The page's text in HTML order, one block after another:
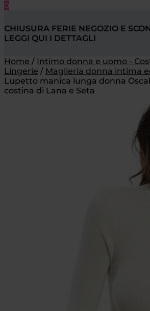
0
CHIUSURA FERIE NEGOZIO E
LEGGI QUI I DETTAGLI
Home / Intimo donna e uomo -
Lingerie / Maglieria donna intima
Lupetto manica lunga donna
costina di Lana e Seta